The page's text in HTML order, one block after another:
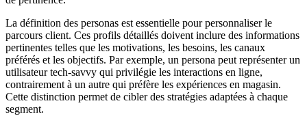
La définition des personas est essentielle pour personnaliser le
parcours client. Ces profils détaillés doivent inclure des informations
pertinentes telles que les motivations, les besoins, les canaux
préférés et les objectifs. Par exemple, un persona peut représenter un
utilisateur tech-savvy qui privilégie les interactions en ligne,
contrairement à un autre qui préfère les expériences en magasin.
Cette distinction permet de cibler des stratégies adaptées à chaque
segment.